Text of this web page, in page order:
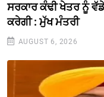
ਸਰਕਾਰ ਕੰਢੀ ਖੇਤਰ ਨੂੰ
ਕਰੇਗੀ : ਮੁੱਖ ਮੰਤਰੀ
AUGUST 6, 2026